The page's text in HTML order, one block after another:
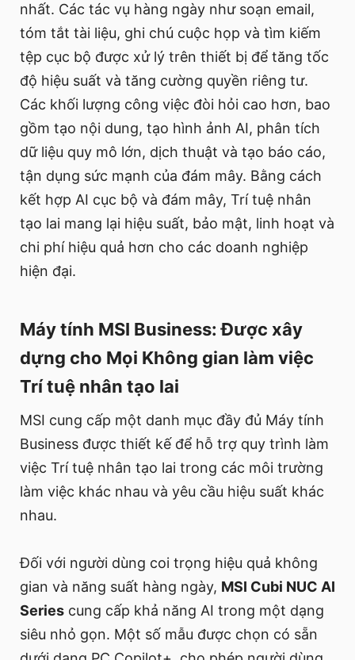
nhất. Các tác vụ hàng ngày như soạn email,
tóm tắt tài liệu, ghi chú cuộc họp và tìm kiếm
tệp cục bộ được xử lý trên thiết bị để tăng tốc
độ hiệu suất và tăng cường quyền riêng tư.
Các khối lượng công việc đòi hỏi cao hơn, bao
gồm tạo nội dung, tạo hình ảnh AI, phân tích
dữ liệu quy mô lớn, dịch thuật và tạo báo cáo,
tận dụng sức mạnh của đám mây. Bằng cách
kết hợp AI cục bộ và đám mây, Trí tuệ nhân
tạo lai mang lại hiệu suất, bảo mật, linh hoạt và
chi phí hiệu quả hơn cho các doanh nghiệp
hiện đại.
Máy tính MSI Business: Được xây
dựng cho Mọi Không gian làm việc
Trí tuệ nhân tạo lai
MSI cung cấp một danh mục đầy đủ Máy tính
Business được thiết kế để hỗ trợ quy trình làm
việc Trí tuệ nhân tạo lai trong các môi trường
làm việc khác nhau và yêu cầu hiệu suất khác
nhau.
Đối với người dùng coi trọng hiệu quả không
gian và năng suất hàng ngày, MSI Cubi NUC AI
Series cung cấp khả năng AI trong một dạng
siêu nhỏ gọn. Một số mẫu được chọn có sẵn